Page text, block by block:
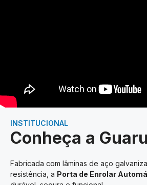
INSTITUCIONAL
Conheça a
Fabricada com lâminas de aço
resistência, a Porta de Enrolar